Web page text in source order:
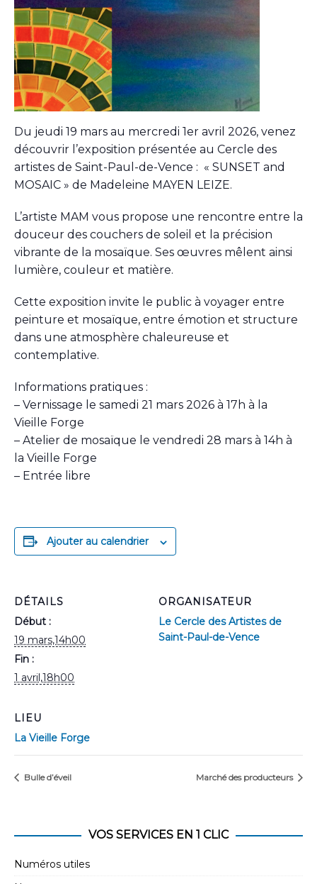
Du jeudi 19 mars au mercredi 1er avril 2026, venez
découvrir l’exposition présentée au Cercle des
artistes de Saint-Paul-de-Vence : « SUNSET and
MOSAIC » de Madeleine MAYEN LEIZE.
L’artiste MAM vous propose une rencontre entre la
douceur des couchers de soleil et la précision
vibrante de la mosaïque. Ses œuvres mêlent ainsi
lumière, couleur et matière.
Cette exposition invite le public à voyager entre
peinture et mosaïque, entre émotion et structure
dans une atmosphère chaleureuse et
contemplative.
Informations pratiques :
– Vernissage le samedi 21 mars 2026 à 17h à la
Vieille Forge
– Atelier de mosaïque le vendredi 28 mars à 14h à
la Vieille Forge
– Entrée libre
Ajouter au calendrier
DÉTAILS
Début :
19 mars,14h00
Fin :
1 avril,18h00
ORGANISATEUR
Le Cercle des Artistes de
Saint-Paul-de-Vence
LIEU
La Vieille Forge
Bulle d’éveil Marché des producteurs
VOS SERVICES EN 1 CLIC
Numéros utiles